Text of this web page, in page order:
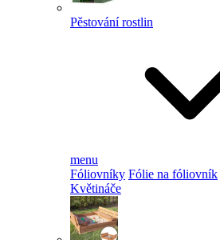
Pěstování rostlin
menu
Fóliovníky Fólie na fóliovník
Květináče